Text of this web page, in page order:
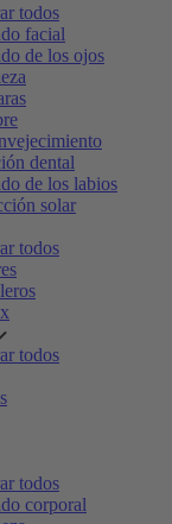
todos
facial
de los ojos
dental
de los labios
solar
todos
todos
todos
corporal